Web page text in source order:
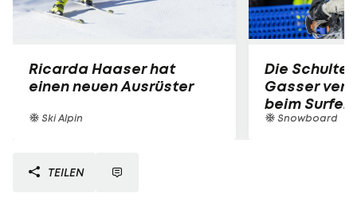
Ricarda Haaser hat
einen neuen Ausrüster
Ski Alpin
Die
Gasser
beim Surfen
Snowboard
TEILEN